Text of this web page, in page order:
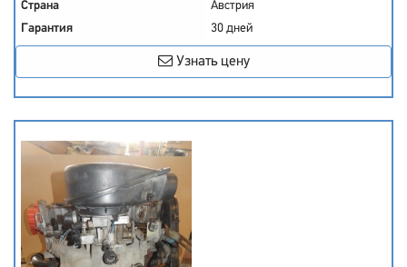
Страна
Австрия
Гарантия
30 дней
Узнать цену